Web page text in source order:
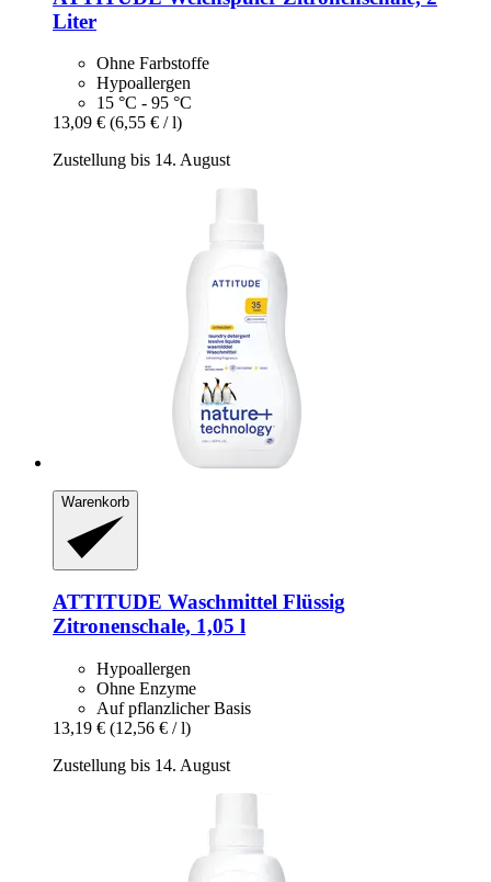
Liter
Ohne Farbstoffe
Hypoallergen
15 °C - 95 °C
13,09 € (6,55 € / l)
Zustellung bis 14. August
Warenkorb
ATTITUDE Waschmittel Flüssig
Zitronenschale, 1,05 l
Hypoallergen
Ohne Enzyme
Auf pflanzlicher Basis
13,19 € (12,56 € / l)
Zustellung bis 14. August